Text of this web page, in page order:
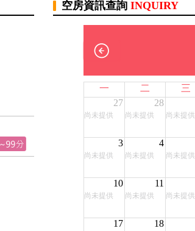
空房資訊查詢 INQUIRY
一 二 三
27
尚未提供
28
尚未提供 尚未提供
3
尚未提供
4
尚未提供 尚未提供
10
尚未提供
11
尚未提供 尚未提供
17 18